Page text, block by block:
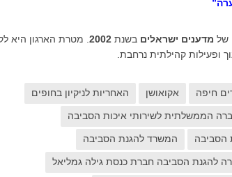
של מדענים ישראלים בשנת2002 . מטרת הארגון היא
ופעילות קהילתית נרחבת.
חיפה אקואושן האחריות לניקיון בחופים
הממשלתית לשירותי איכות הסביבה
הסביבה המשרד להגנת הסביבה
להגנת הסביבה חברת כנסת גילה גמליאל